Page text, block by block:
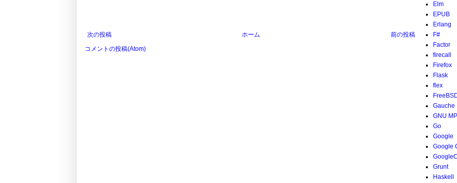
次の投稿 前の投稿
ホーム
コメントの投稿(Atom)
Elm
EPUB
Erlang
F#
Factor
firecall
Firefox
Flask
flex
Gauche
GNU
Go
Google
Google
Grunt
Haskell